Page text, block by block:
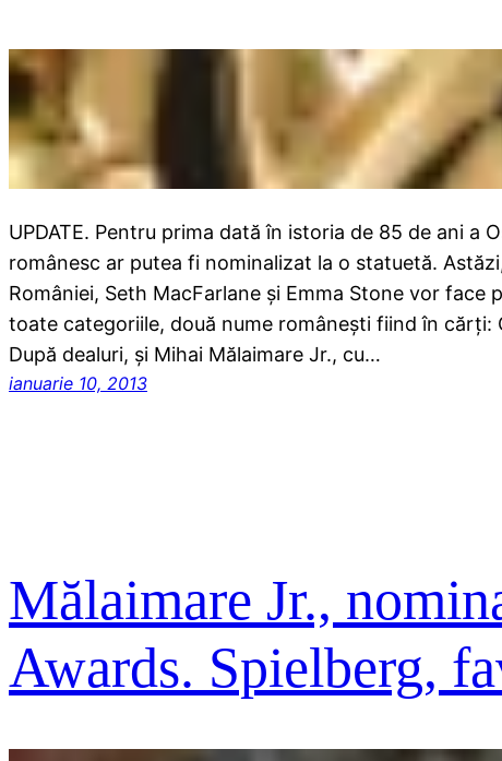
UPDATE. Pentru prima dată în istoria de 85 de ani a
românesc ar putea fi nominalizat la o statuetă.
României, Seth MacFarlane şi Emma Stone vor face
toate categoriile, două nume româneşti fiind în cărţi:
După dealuri, şi Mihai Mălaimare Jr., cu…
ianuarie 10, 2013
Mălaimare Jr.,
Awards. Spielberg,